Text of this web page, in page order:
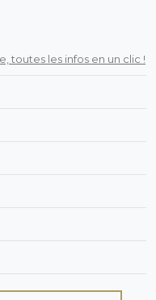
toutes les infos en un clic !